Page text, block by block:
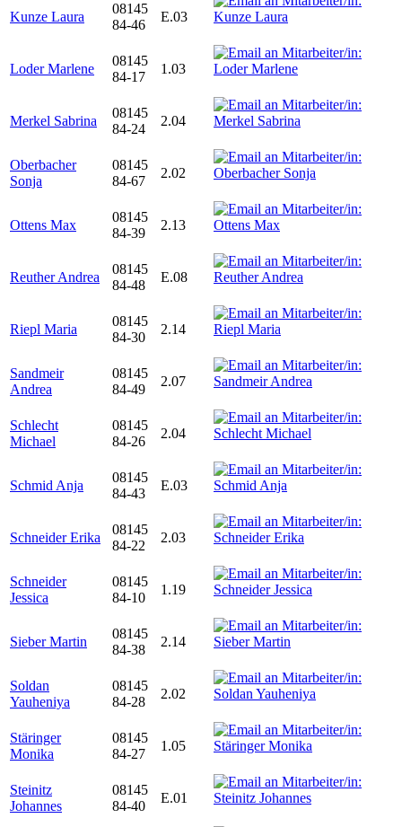
Kunze Laura
08145
84-46
E.03
Loder Marlene
08145
84-17
1.03
Merkel Sabrina
08145
84-24
2.04
Oberbacher
Sonja
08145
84-67
2.02
Ottens Max
08145
84-39
2.13
Reuther Andrea
08145
84-48
E.08
Riepl Maria
08145
84-30
2.14
Sandmeir
Andrea
08145
84-49
2.07
Schlecht
Michael
08145
84-26
2.04
Schmid Anja
08145
84-43
E.03
Schneider Erika
08145
84-22
2.03
Schneider
Jessica
08145
84-10
1.19
Sieber Martin
08145
84-38
2.14
Soldan
Yauheniya
08145
84-28
2.02
Stäringer
Monika
08145
84-27
1.05
Steinitz
Johannes
08145
84-40
E.01